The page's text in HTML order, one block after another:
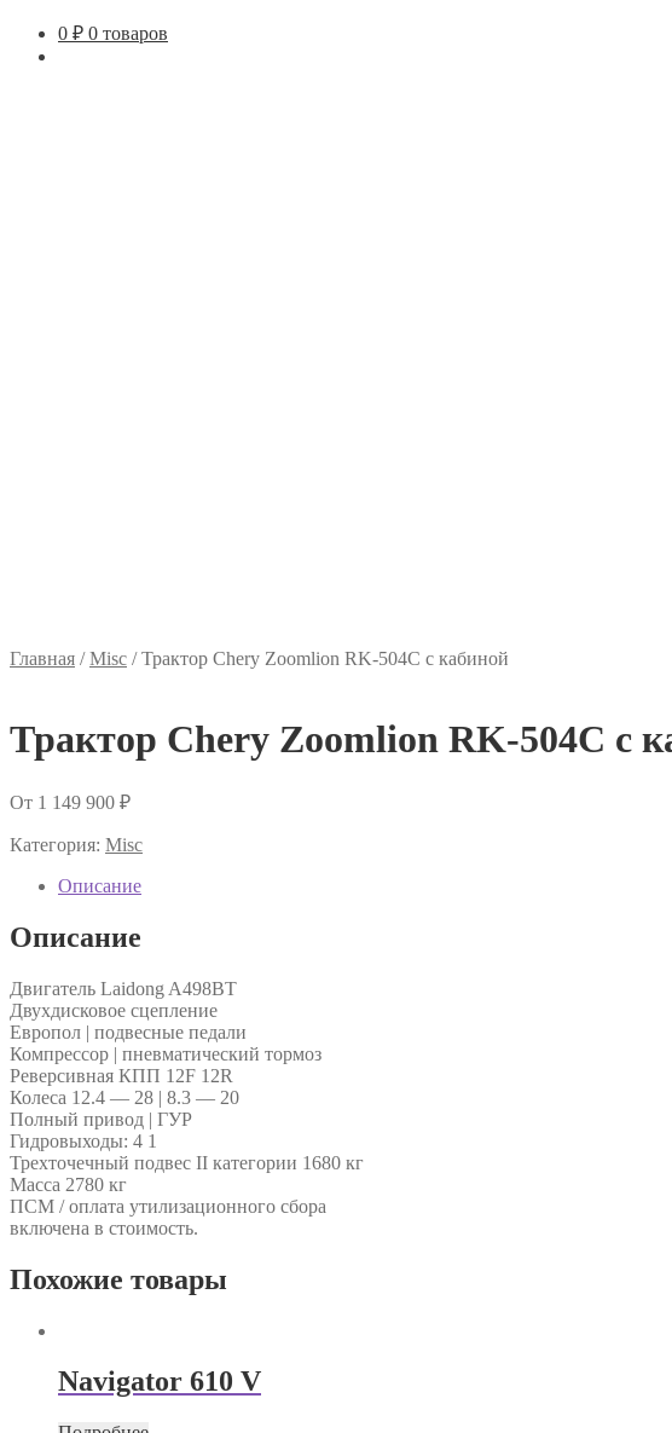
0 ₽ 0 товаров
Главная /Misc /Трактор Chery Zoomlion RK-504C с кабиной
Трактор Chery Zoomlion RK-504C с
От 1 149 900 ₽
Категория: Misc
Описание
Описание
Двигатель Laidong A498BT
Двухдисковое сцепление
Европол | подвесные педали
Компрессор | пневматический тормоз
Реверсивная КПП 12F 12R
Колеса 12.4 — 28 | 8.3 — 20
Полный привод | ГУР
Гидровыходы: 4 1
Трехточечный подвес II категории 1680 кг
Масса 2780 кг
ПСМ / оплата утилизационного сбора
включена в стоимость.
Похожие товары
Navigator 610 V